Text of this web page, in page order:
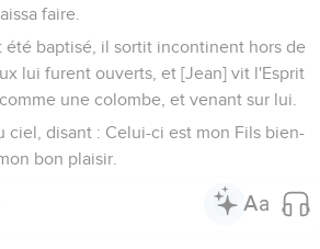
faire.
été baptisé, il sortit incontinent hors de
lui furent ouverts, et [Jean] vit l'Esprit
une colombe, et venant sur lui.
ciel, disant : Celui-ci est mon Fils bien-
bon plaisir.